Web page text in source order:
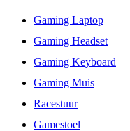
Gaming Laptop
Gaming Headset
Gaming Keyboard
Gaming Muis
Racestuur
Gamestoel